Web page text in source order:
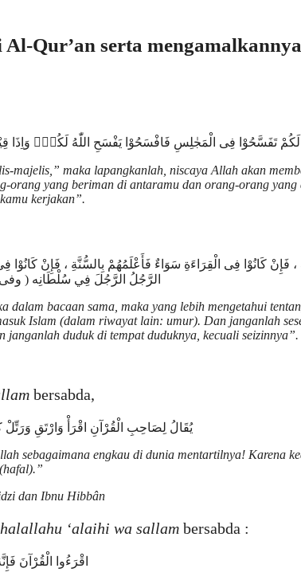
Qur’an serta
لَكُمْ تَفَسَّحُوْا فِى الْمَجٰلِسِ فَافْسَحُوْا يَفْسَحِ اللّٰهُ لَكُمْۚ وَاِذَا
maka lapangkanlah, niscaya Allah akan
yang beriman di antaramu dan orang-orang
kerjakan”.
، ﻓَﺈِﻥْ ﻛَﺎﻧُﻮْﺍ ﻓِﻰ ﺍﻟْﻘِﺮَﺍﺀَﺓِ ﺳَﻮَﺍﺀٌ ﻓَﺄَﻋْﻠَﻤُﻬُﻢْ ﺑِﺎﻟﺴُّﻨَّﺔِ ، ﻓَﺈِﻥْ
ﺍﻟﺮَّﺟُﻞُ ﺍﻟﺮَّﺟُﻞَ ﻓِﻲ ﺳُﻠْﻄَﺎﻧِﻪ ‏( ﻭﻓﻰ
bacaan sama, maka yang lebih mengetahui
Islam (dalam riwayat lain: umur). Dan janganlah
duduk di tempat duduknya, kecuali seizinnya”.
bersabda,
يُقَالُ لِصَاحِبِ الْقُرْآنِ اقْرَأْ وَارْتَقِ وَرَتِّلْ كَمَا كُنْتَ تُرَتِّلُ فِى الدُّنْيَا فَإِنَّ مَنْزِلَكَ عِنْدَ آخِرِ آيَةٍ تَقْرَؤُهَا
sebagaimana engkau di dunia mentartilnya! Karena
dan Ibnu Hibbân
‘alaihi wa sallam bersabda :